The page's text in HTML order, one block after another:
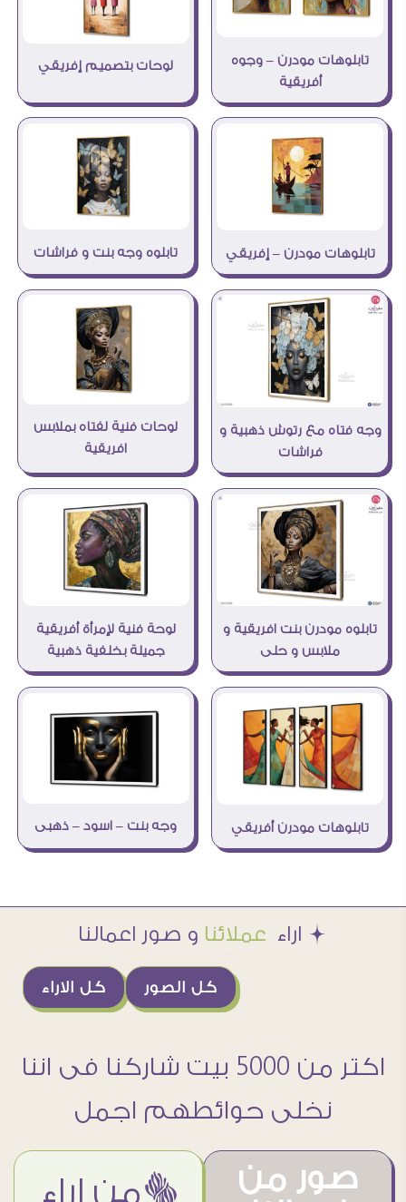
تابلوهات مودرن – وجوه
أفريقية
لوحات بتصميم إفريقي
تابلوهات مودرن – إفريقي تابلوه وجه بنت و فراشات
وجه فتاه مع رتوش ذهبية و
فراشات
لوحات فنية لفتاه بملابس
افريقية
تابلوه مودرن بنت افريقية و
ملابس و حلى
لوحة فنية لإمرأة أفريقية
جميلة بخلفية ذهبية
تابلوهات مودرن أفريقي وجه بنت – اسود – ذهبى
Æ اراء عملائنا و صور اعمالنا
كل الاراء كل الصور
اكتر من 5000 بيت شاركنا فى اننا
نخلى حوائطهم اجمل
صور من
ëمن اراء